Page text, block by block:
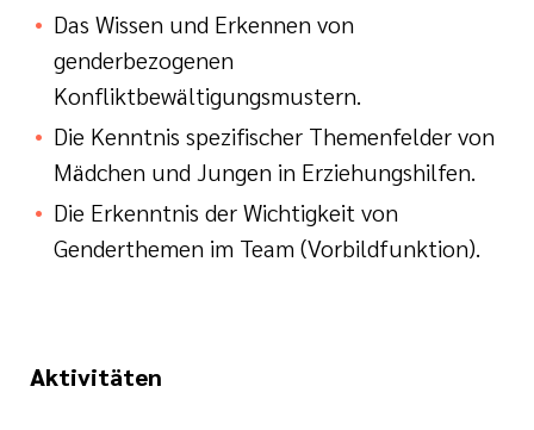
Das Wissen und Erkennen von
genderbezogenen
Konfliktbewältigungsmustern.
Die Kenntnis spezifischer Themenfelder von
Mädchen und Jungen in Erziehungshilfen.
Die Erkenntnis der Wichtigkeit von
Genderthemen im Team (Vorbildfunktion).
Aktivitäten